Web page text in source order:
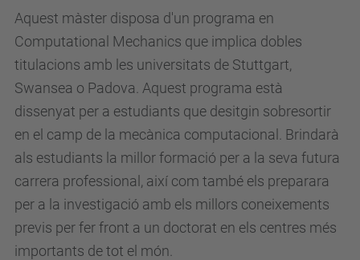
Aquest màster disposa d'un programa en
Computational Mechanics que implica dobles
titulacions amb les universitats de Stuttgart,
Swansea o Padova. Aquest programa està
dissenyat per a estudiants que desitgin sobresortir
en el camp de la mecànica computacional. Brindarà
als estudiants la millor formació per a la seva futura
carrera professional, així com també els preparara
per a la investigació amb els millors coneixements
previs per fer front a un doctorat en els centres més
importants de tot el món.